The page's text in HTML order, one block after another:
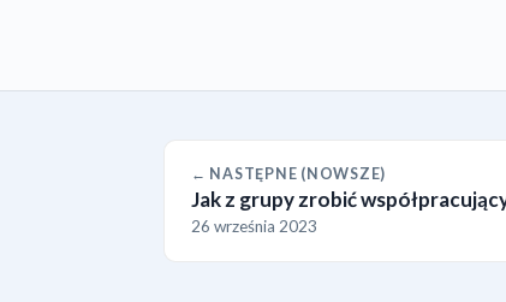
← NASTĘPNE (NOWSZE)
Jak z grupy zrobić
26 września 2023